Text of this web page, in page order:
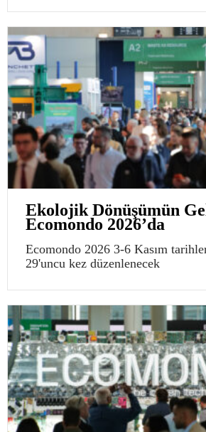
Ekolojik Dönüşümün
Ecomondo 2026’da
Ecomondo 2026 3-6 Kasım
29'uncu kez düzenlenecek